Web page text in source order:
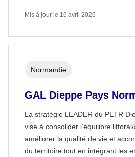
Mis à jour le 16 avril 2026
GAL Dieppe Pays
La stratégie LEADER du PETR
vise à consolider l’équilibre
améliorer la qualité de vie et
du territoire tout en intégrant les
Normandie